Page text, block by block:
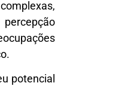
potencial